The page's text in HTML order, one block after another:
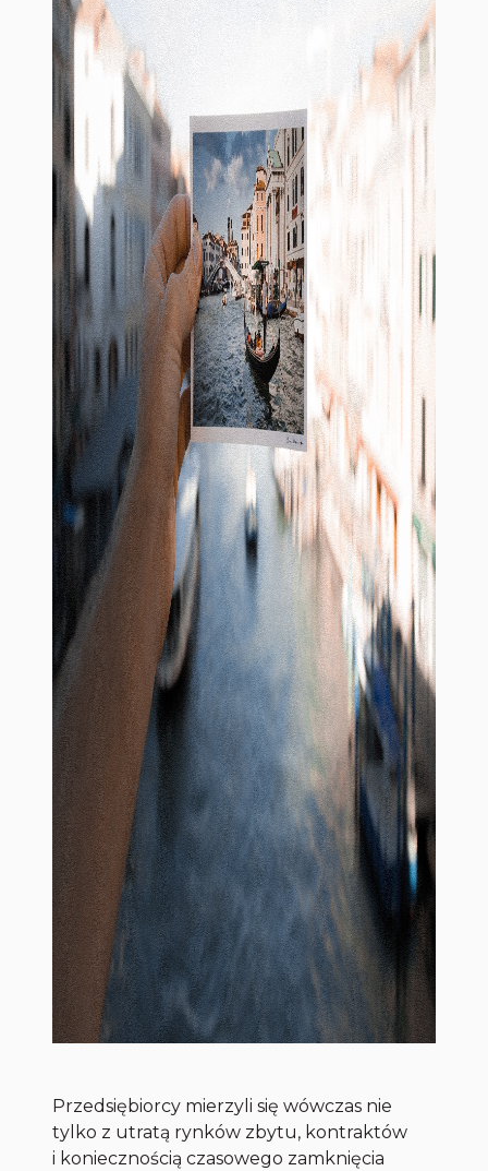
Przedsiębiorcy mierzyli się wówczas nie
tylko z utratą rynków zbytu, kontraktów
i koniecznością czasowego zamknięcia